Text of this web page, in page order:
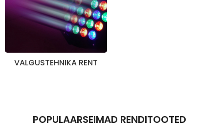
VALGUSTEHNIKA RENT
POPULAARSEIMAD RENDITOOTED